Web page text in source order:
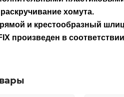
хомута.
и крестообразный
произведен в